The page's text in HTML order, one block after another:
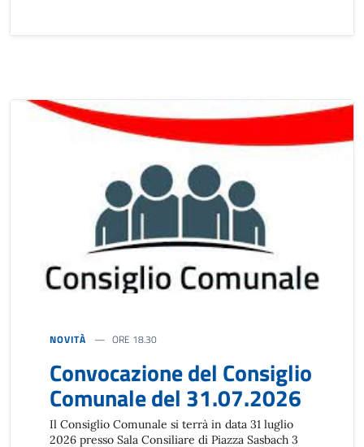
NOVITÀ ORE 18.30
Convocazione del Consiglio
Comunale del 31.07.2026
Il Consiglio Comunale si terrà in data 31 luglio
2026 presso Sala Consiliare di Piazza Sasbach 3